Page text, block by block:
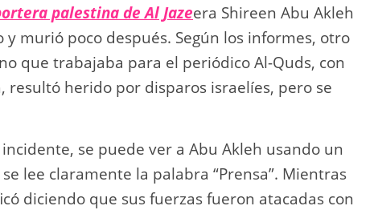
palestina de Al Jazeera Shireen Abu Akleh
murió poco después. Según los informes, otro
que trabajaba para el periódico Al-Quds, con
resultó herido por disparos israelíes, pero se
se puede ver a Abu Akleh usando un
lee claramente la palabra “Prensa”. Mientras
diciendo que sus fuerzas fueron atacadas con